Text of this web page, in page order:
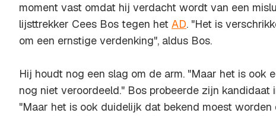
moment vast omdat hij verdacht wordt van een
lijsttrekker Cees Bos tegen het AD. "Het is
om een ernstige verdenking", aldus Bos.
Hij houdt nog een slag om de arm. "Maar het is ook
nog niet veroordeeld." Bos probeerde zijn kandidaat
"Maar het is ook duidelijk dat bekend moest worden